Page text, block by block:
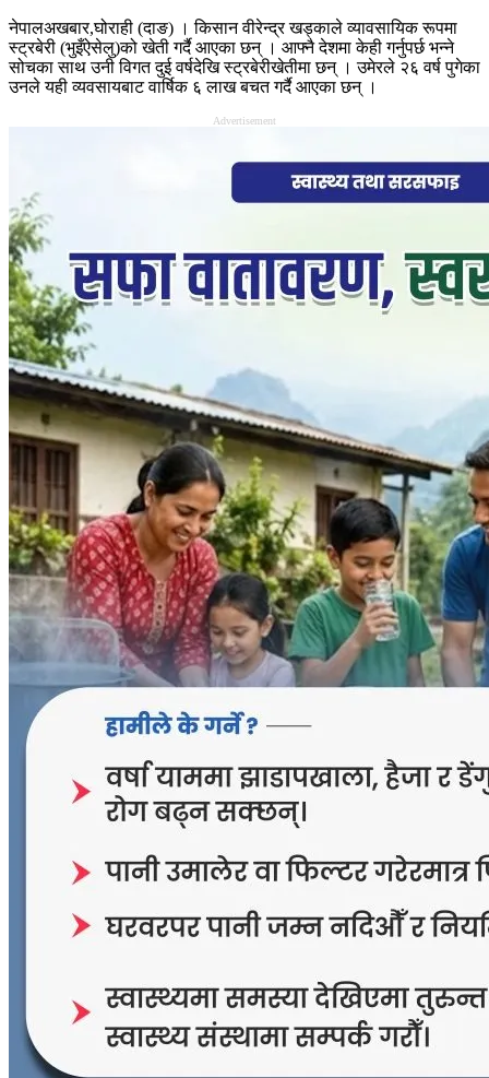
नेपालअखबार,घोराही (दाङ) । किसान वीरेन्द्र खड्काले व्यावसायिक रूपमा
स्ट्रबेरी (भुइँऐसेलु)को खेती गर्दै आएका छन् । आफ्नै देशमा केही गर्नुपर्छ भन्ने
सोचका साथ उनी विगत दुई वर्षदेखि स्ट्रबेरीखेतीमा छन् । उमेरले २६ वर्ष पुगेका
उनले यही व्यवसायबाट वार्षिक ६ लाख बचत गर्दै आएका छन् ।
Advertisement